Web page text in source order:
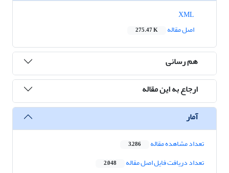
اصل مقاله
275.47 K
هم رسانی
ارجاع به این مقاله
آمار
تعداد مشاهده مقاله 3,286
تعداد دریافت فایل اصل مقاله 2,048